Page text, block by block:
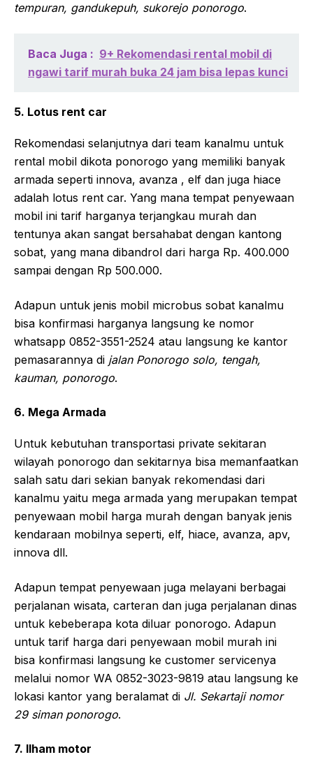
tempuran, gandukepuh, sukorejo ponorogo.
Baca Juga : 9+ Rekomendasi rental mobil di
ngawi tarif murah buka 24 jam bisa lepas kunci
5. Lotus rent car
Rekomendasi selanjutnya dari team kanalmu untuk
rental mobil dikota ponorogo yang memiliki banyak
armada seperti innova, avanza , elf dan juga hiace
adalah lotus rent car. Yang mana tempat penyewaan
mobil ini tarif harganya terjangkau murah dan
tentunya akan sangat bersahabat dengan kantong
sobat, yang mana dibandrol dari harga Rp. 400.000
sampai dengan Rp 500.000.
Adapun untuk jenis mobil microbus sobat kanalmu
bisa konfirmasi harganya langsung ke nomor
whatsapp 0852-3551-2524 atau langsung ke kantor
pemasarannya di jalan Ponorogo solo, tengah,
kauman, ponorogo.
6. Mega Armada
Untuk kebutuhan transportasi private sekitaran
wilayah ponorogo dan sekitarnya bisa memanfaatkan
salah satu dari sekian banyak rekomendasi dari
kanalmu yaitu mega armada yang merupakan tempat
penyewaan mobil harga murah dengan banyak jenis
kendaraan mobilnya seperti, elf, hiace, avanza, apv,
innova dll.
Adapun tempat penyewaan juga melayani berbagai
perjalanan wisata, carteran dan juga perjalanan dinas
untuk kebeberapa kota diluar ponorogo. Adapun
untuk tarif harga dari penyewaan mobil murah ini
bisa konfirmasi langsung ke customer servicenya
melalui nomor WA 0852-3023-9819 atau langsung ke
lokasi kantor yang beralamat di Jl. Sekartaji nomor
29 siman ponorogo.
7. Ilham motor